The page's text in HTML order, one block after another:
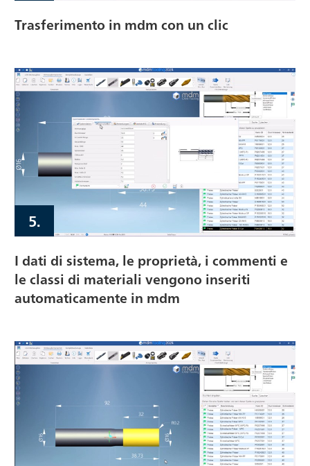
Trasferimento in mdm con un clic
5.
I dati di sistema, le proprietà, i commenti e
le classi di materiali vengono inseriti
automaticamente in mdm